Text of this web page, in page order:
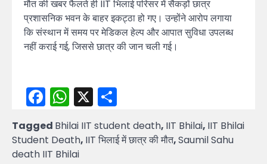
मौत की खबर फैलते ही IIT भिलाई परिसर में सैकड़ों छात्र
प्रशासनिक भवन के बाहर इकट्ठा हो गए। उन्होंने आरोप लगाया
कि संस्थान में समय पर मेडिकल हेल्प और आपात सुविधा उपलब्ध
नहीं कराई गई, जिससे छात्र की जान चली गई।
Facebook
WhatsApp
X
Tagged Bhilai IIT student death, IIT Bhilai, IIT Bhilai
Student Death, IIT भिलाई में छात्र की मौत,Saumil Sahu
death IIT Bhilai